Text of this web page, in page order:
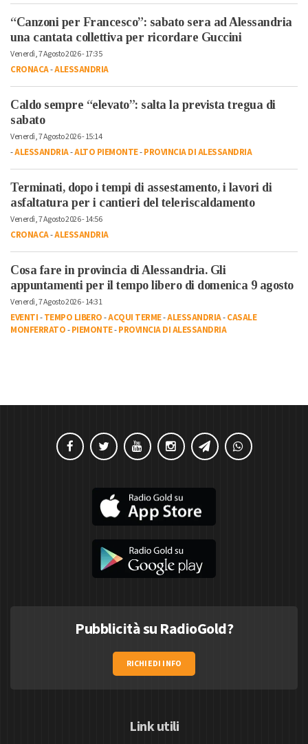
“Canzoni per Francesco”: sabato sera ad Alessandria
una cantata collettiva per ricordare Guccini
Venerdì, 7 Agosto 2026 - 17:35
CRONACA-ALESSANDRIA
Caldo sempre “elevato”: salta la prevista tregua di
sabato
Venerdì, 7 Agosto 2026 - 15:14
-ALESSANDRIA-ALTO PIEMONTE-PROVINCIA DI ALESSANDRIA
Terminati, dopo i tempi di assestamento, i lavori di
asfaltatura per i cantieri del teleriscaldamento
Venerdì, 7 Agosto 2026 - 14:56
CRONACA-ALESSANDRIA
Cosa fare in provincia di Alessandria. Gli
appuntamenti per il tempo libero di domenica 9 agosto
Venerdì, 7 Agosto 2026 - 14:31
EVENTI-TEMPO LIBERO-ACQUI TERME-ALESSANDRIA-CASALE
MONFERRATO-PIEMONTE-PROVINCIA DI ALESSANDRIA
Pubblicità su RadioGold?
RICHIEDI INFO
Link utili